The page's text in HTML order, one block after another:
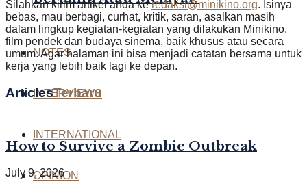
NOTES
INTERVIEWS
INTERNATIONAL
OPINION
Silahkan kirim artikel anda keredaksi@minikino.org. Isinya
bebas, mau berbagi, curhat, kritik, saran, asalkan masih
dalam lingkup kegiatan-kegiatan yang dilakukan Minikino,
film pendek dan budaya sinema, baik khusus atau secara
umum. Agar halaman ini bisa menjadi catatan bersama untuk
kerja yang lebih baik lagi ke depan.
ArticlesTerbaru
How to Survive a Zombie Outbreak
July 9, 2026